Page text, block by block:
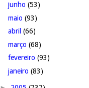
junho (53)
maio (93)
abril (66)
março (68)
fevereiro (93)
janeiro (83)